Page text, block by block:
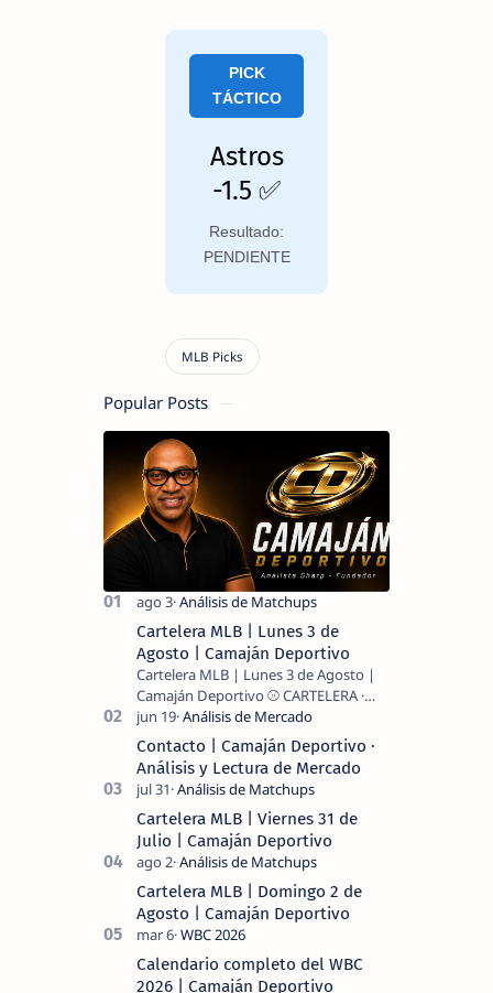
PICK
TÁCTICO
Astros
-1.5 ✅
Resultado:
PENDIENTE
Popular Posts
Cartelera MLB | Lunes 3 de
Agosto | Camaján Deportivo
Cartelera MLB | Lunes 3 de Agosto |
Camaján Deportivo ⚾ CARTELERA ·
Contacto | Camaján Deportivo ·
Análisis y Lectura de Mercado
Cartelera MLB | Viernes 31 de
Julio | Camaján Deportivo
Cartelera MLB | Domingo 2 de
Agosto | Camaján Deportivo
Calendario completo del WBC
2026 | Camaján Deportivo